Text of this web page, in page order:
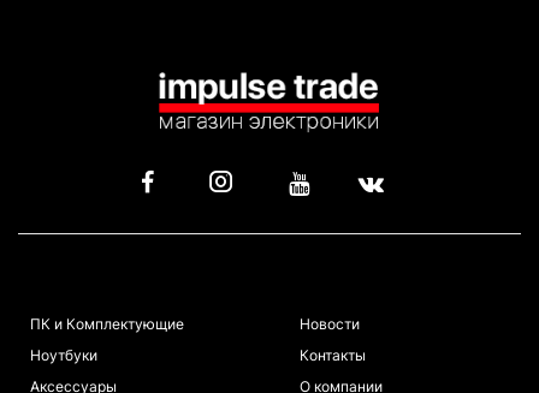
ПК и Комплектующие
Ноутбуки
Аксессуары
Новости
Контакты
О компании